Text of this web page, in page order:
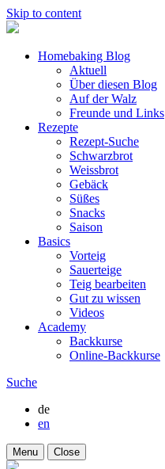
Skip to content
Homebaking Blog
Aktuell
Über diesen Blog
Auf der Walz
Freunde und Links
Rezepte
Rezept-Suche
Schwarzbrot
Weissbrot
Gebäck
Süßes
Snacks
Saison
Basics
Vorteig
Sauerteige
Teig bearbeiten
Gut zu wissen
Videos
Academy
Backkurse
Online-Backkurse
Suche
de
en
Menu Close